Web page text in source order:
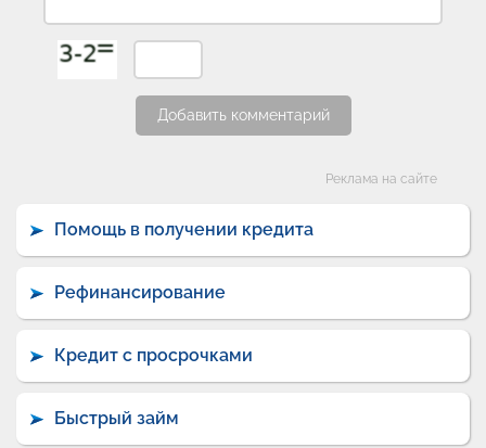
Добавить комментарий
Реклама на сайте
Помощь в получении кредита
Рефинансирование
Кредит с просрочками
Быстрый займ